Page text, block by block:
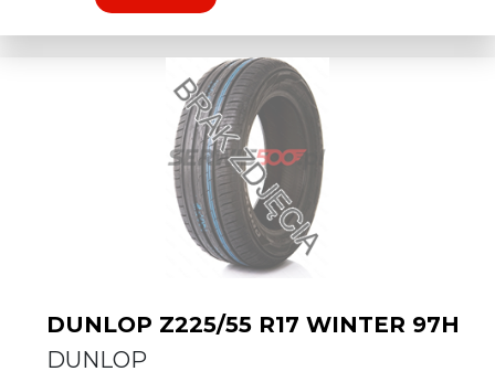
DUNLOP Z225/55 R17 WINTER 97H
DUNLOP